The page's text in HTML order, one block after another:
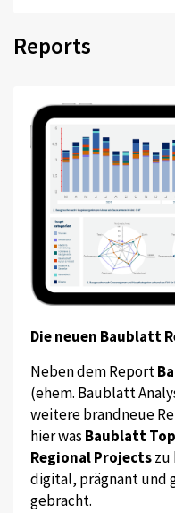
Reports
Die neuen Baublatt
Neben dem Report
(ehem. Baublatt
weitere brandneue
hier was Baublatt
Regional Projectszu
digital, prägnant und
gebracht.